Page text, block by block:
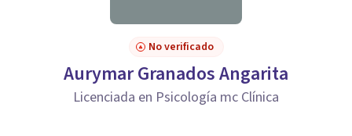
No verificado
Aurymar Granados Angarita
Licenciada en Psicología mc Clínica